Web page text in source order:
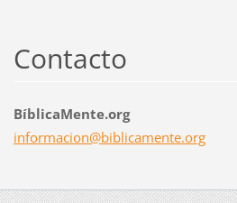
Contacto
BíblicaMente.org
informacion@biblicamente.org